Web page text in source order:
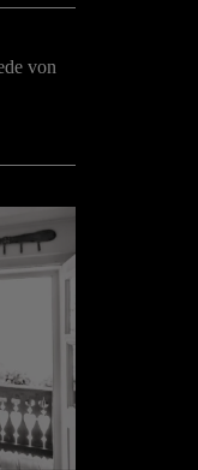
von